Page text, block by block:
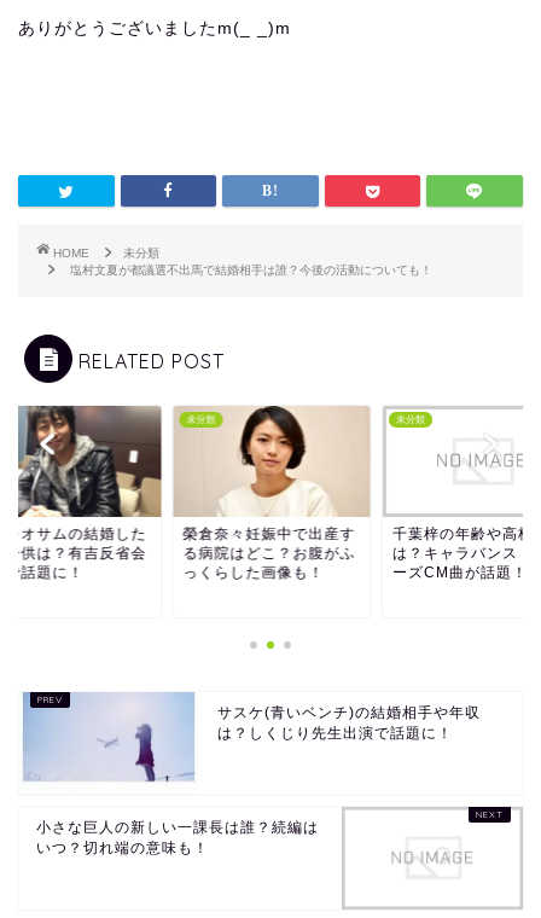
ありがとうございましたm(_ _)m
HOME
未分類
塩村文夏が都議選不出馬で結婚相手は誰？今後の活動についても！
RELATED POST
キオサムの結婚した
子供は？有吉反省会
で話題に！
未分類
榮倉奈々妊娠中で出産す
る病院はどこ？お腹がふ
っくらした画像も！
未分類
千葉梓の年齢や高校
は？キャラバンスト
ーズCM曲が話題！
サスケ(青いベンチ)の結婚相手や年収
は？しくじり先生出演で話題に！
小さな巨人の新しい一課長は誰？続編は
いつ？切れ端の意味も！